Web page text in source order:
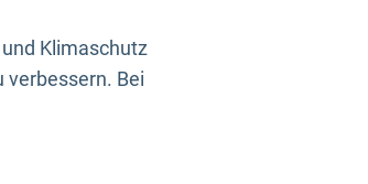
Klimaschutz
verbessern. Bei